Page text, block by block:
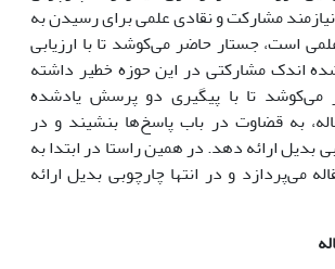
مشارکت و نقادى علمى براى رسیدن به
است، جستار حاضر مى‌کوشد تا با ارزیابى
اندک مشارکتى در این حوزه خطیر داشته
مى‌کوشد تا با پیگیرى دو پرسش یادشده
به قضاوت در باب پاسخ‌ها بنشیند و در
بدیل ارائه دهد. در همین راستا در ابتدا به
مى‌پردازد و در انتها چارچوبى بدیل ارائه